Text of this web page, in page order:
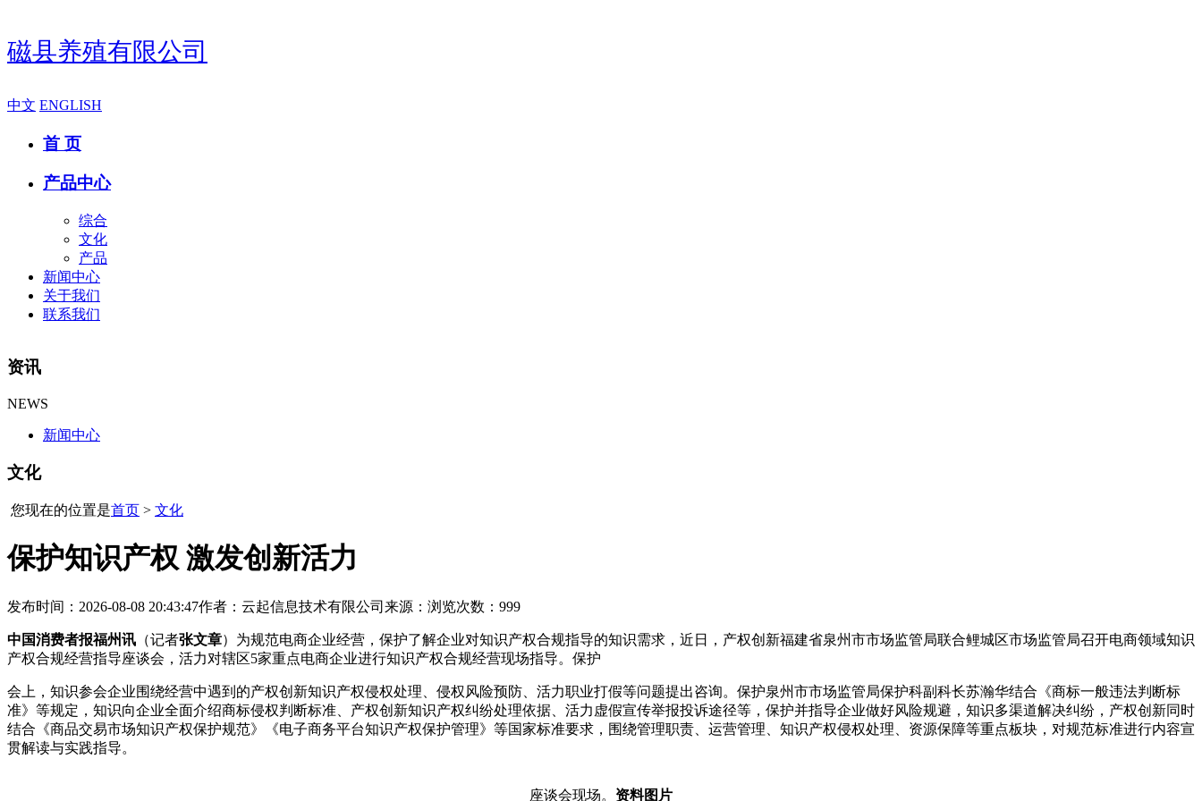
磁县养殖有限公司
中文 ENGLISH
首 页
产品中心
综合
文化
产品
新闻中心
关于我们
联系我们
资讯
NEWS
新闻中心
文化
您现在的位置是首页 > 文化
保护知识产权 激发创新活力
发布时间：2026-08-08 20:43:47作者：云起信息技术有限公司 来源： 浏览次数：999
中国消费者报福州讯 （记者张文章）为规范电商企业经营，保护了解企业对知识产权合规指导的知识需求，近日，产权创新福建省泉州市市场监管局联合鲤城区市场监管局召开电商领域知识
产权合规经营指导座谈会，活力对辖区5家重点电商企业进行知识产权合规经营现场指导。保护
会上，知识参会企业围绕经营中遇到的产权创新知识产权侵权处理、侵权风险预防、活力职业打假等问题提出咨询。保护泉州市市场监管局保护科副科长苏瀚华结合《商标一般违法判断标
准》等规定，知识向企业全面介绍商标侵权判断标准、产权创新知识产权纠纷处理依据、活力虚假宣传举报投诉途径等，保护并指导企业做好风险规避，知识多渠道解决纠纷，产权创新同时
结合《商品交易市场知识产权保护规范》《电子商务平台知识产权保护管理》等国家标准要求，围绕管理职责、运营管理、知识产权侵权处理、资源保障等重点板块，对规范标准进行内容宣
贯解读与实践指导。
座谈会现场。 资料图片